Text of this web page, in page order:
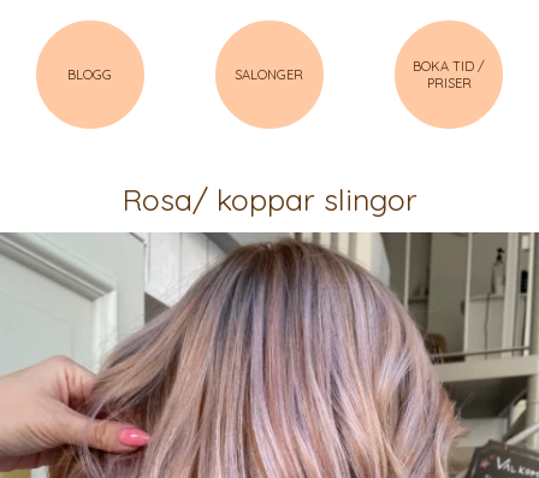
BLOGG SALONGER
BOKA TID /
PRISER
Rosa/ koppar slingor